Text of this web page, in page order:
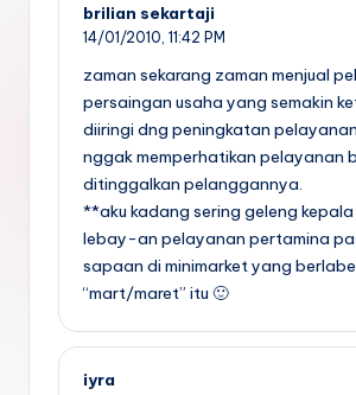
brilian sekartaji
14/01/2010, 11:42 PM
zaman sekarang zaman menjual
persaingan usaha yang semakin
diiringi dng peningkatan
nggak memperhatikan pelayanan
ditinggalkan pelanggannya.
**aku kadang sering geleng
lebay-an pelayanan pertamina
sapaan di minimarket yang
“mart/maret” itu 🙂
iyra